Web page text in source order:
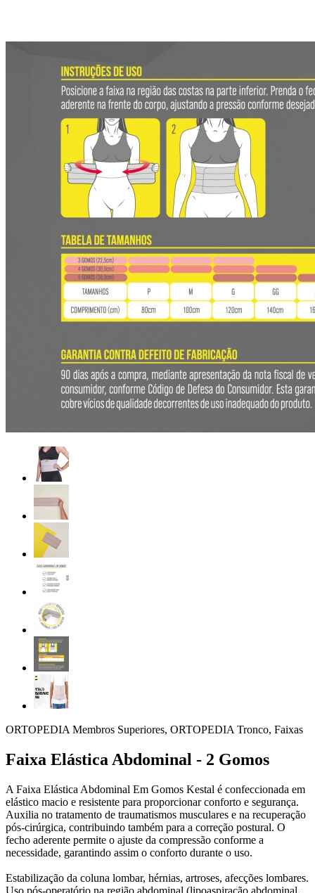
ORTOPEDIA Membros Superiores, ORTOPEDIA Tronco, Faixas
Faixa Elástica Abdominal - 2 Gomos
A Faixa Elástica Abdominal Em Gomos Kestal é confeccionada em
elástico macio e resistente para proporcionar conforto e segurança.
Auxilia no tratamento de traumatismos musculares e na recuperação
pós-cirúrgica, contribuindo também para a correção postural. O
fecho aderente permite o ajuste da compressão conforme a
necessidade, garantindo assim o conforto durante o uso.
Estabilização da coluna lombar, hérnias, artroses, afecções lombares.
Uso pós-operatório na região abdominal (lipoaspiração abdominal,